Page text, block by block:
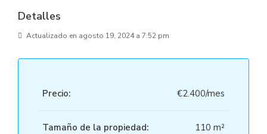
Detalles
Actualizado en agosto 19, 2024 a 7:52 pm
Precio: €2.400/mes
Tamaño de la propiedad: 110 m²